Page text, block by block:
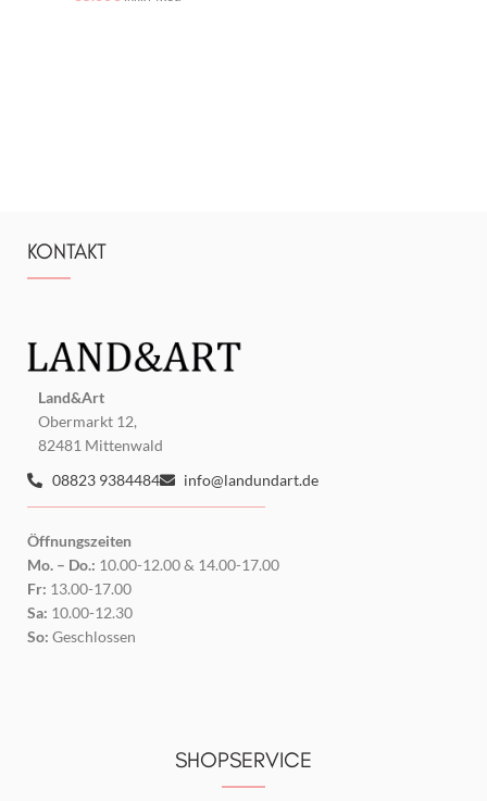
KONTAKT
Land&Art
Obermarkt 12,
82481 Mittenwald
08823 9384484
info@landundart.de
Öffnungszeiten
Mo. – Do.: 10.00-12.00 & 14.00-17.00
Fr: 13.00-17.00
Sa: 10.00-12.30
So: Geschlossen
SHOPSERVICE